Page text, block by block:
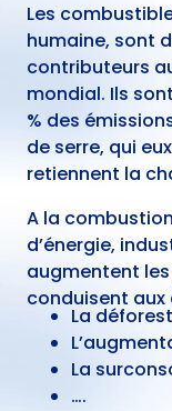
Les
humaine, sont
contributeurs
mondial. Ils
% des
de serre, qui
retiennent la
A la
d’énergie,
augmentent
conduisent
La
La
….